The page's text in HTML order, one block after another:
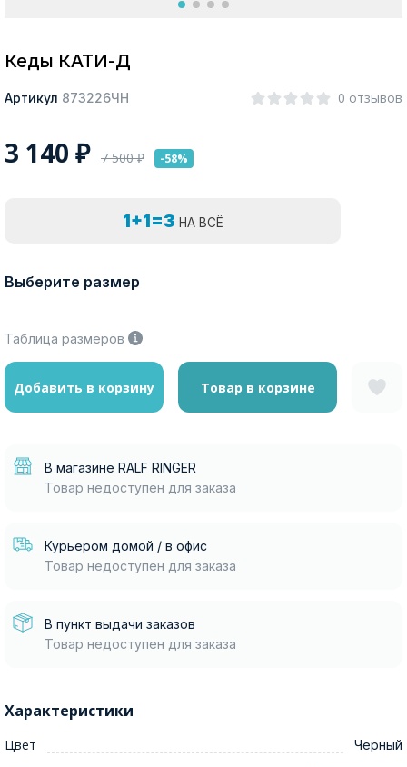
Кеды КАТИ-Д
Артикул 873226ЧН 0 отзывов
3 140 ₽ 7 500₽ -58%
1+1=3 НА ВСЁ
Выберите размер
Таблица размеров
Добавить в корзину Товар в корзине
В магазине RALF RINGER
Товар недоступен для заказа
Курьером домой / в офис
Товар недоступен для заказа
В пункт выдачи заказов
Товар недоступен для заказа
Характеристики
Цвет Черный